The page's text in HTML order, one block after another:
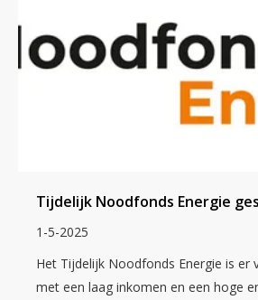
Tijdelijk Noodfonds Energie
1-5-2025
Het Tijdelijk Noodfonds Energie is er
met een laag inkomen en een hoge